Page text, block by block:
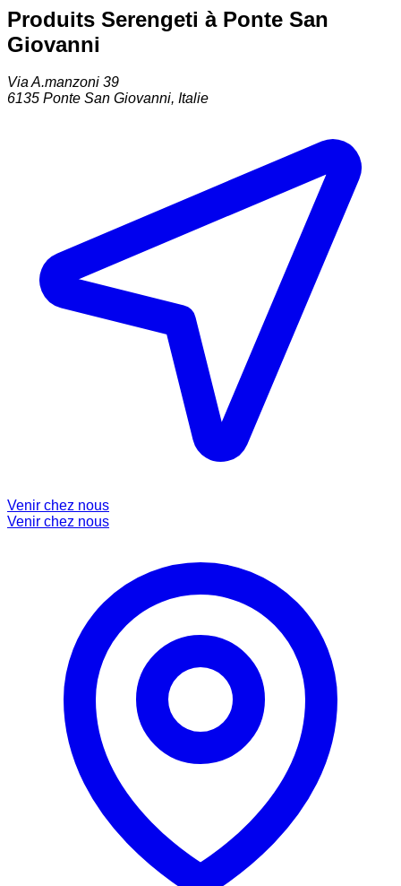
Produits Serengeti à Ponte San
Giovanni
Via A.manzoni 39
6135 Ponte San Giovanni, Italie
Venir chez nous
Venir chez nous